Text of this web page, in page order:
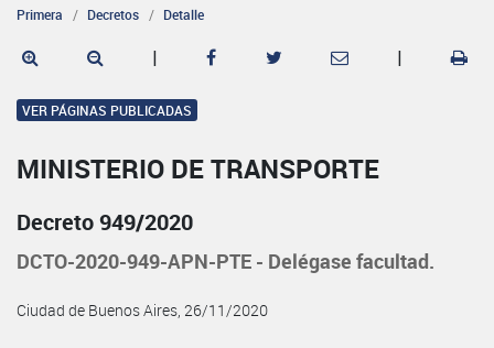
Primera Decretos Detalle
| |
VER PÁGINAS PUBLICADAS
MINISTERIO DE TRANSPORTE
Decreto 949/2020
DCTO-2020-949-APN-PTE - Delégase facultad.
Ciudad de Buenos Aires, 26/11/2020